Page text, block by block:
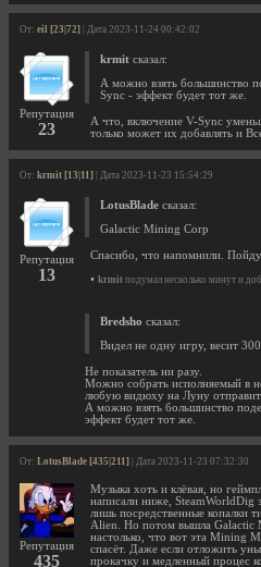
От: eil [23|72] | Дата 2023-11-24 00:42:02
Репутация
23
krmit сказал:
А можно взять большинство
Sync - эффект будет тот же.
А что, включение V-Sync
только может их добавлять и
От: krmit [13|11] | Дата 2023-11-23 15:54:29
Репутация
13
LotusBlade сказал:
Galactic Mining Corp
Спасибо, что напомнили.
• krmit подумал несколько минут и
Bredsho сказал:
Видел не одну игру, весит
Не показатель ни разу.
Можно собрать исполняемый в
любую видюху на Луну отправит.
А можно взять большинство
эффект будет тот же.
От: LotusBlade [435|211] | Дата 2023-11-23 07:32:30
Репутация
435
Музыка хоть и клёвая, но
написали ниже, SteamWorldDig
лишь посредственные копалки
Alien. Но потом вышла Galactic
настолько, что вот эта Mining
спасёт. Даже если отложить
прокачку и медленный процес